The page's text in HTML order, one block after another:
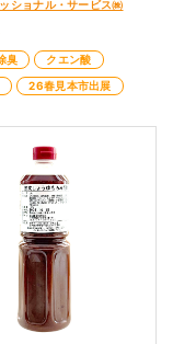
ショナル・サービス㈱
臭
クエン酸
26春見本市出展